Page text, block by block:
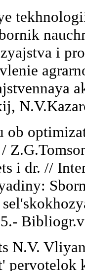
i
ob
i dr. //
N.V.
pervotelok